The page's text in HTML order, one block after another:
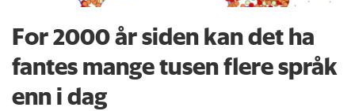
For 2000 år siden kan det ha
fantes mange tusen flere språk
enn i dag